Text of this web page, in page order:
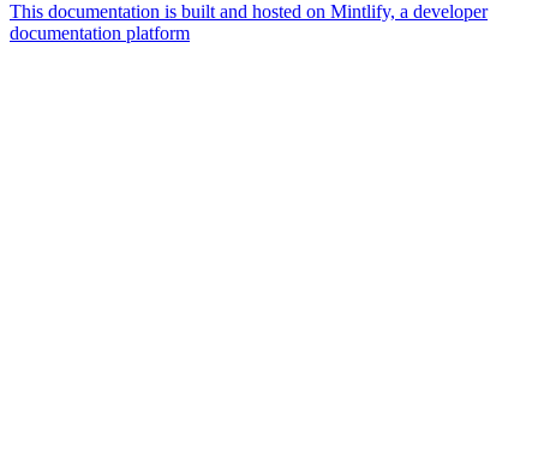
This documentation is built and hosted on Mintlify, a developer
documentation platform